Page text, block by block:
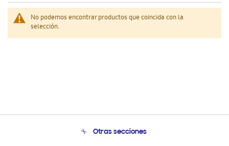
No podemos encontrar productos que coincida con la
selección.
Otras secciones